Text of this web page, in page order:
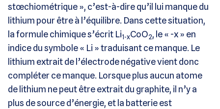
stœchiométrique », c’est-à-dire qu’il lui manque du
lithium pour être à l’équilibre. Dans cette situation,
la formule chimique s’écrit Li1-xCoO2, le « -x » en
indice du symbole « Li » traduisant ce manque. Le
lithium extrait de l’électrode négative vient donc
compléter ce manque. Lorsque plus aucun atome
de lithium ne peut être extrait du graphite, il n’y a
plus de source d’énergie, et la batterie est